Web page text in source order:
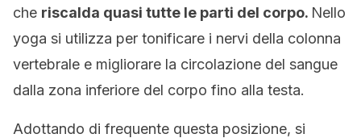
che riscalda quasi tutte le parti del corpo. Nello
yoga si utilizza per tonificare i nervi della colonna
vertebrale e migliorare la circolazione del sangue
dalla zona inferiore del corpo fino alla testa.
Adottando di frequente questa posizione, si